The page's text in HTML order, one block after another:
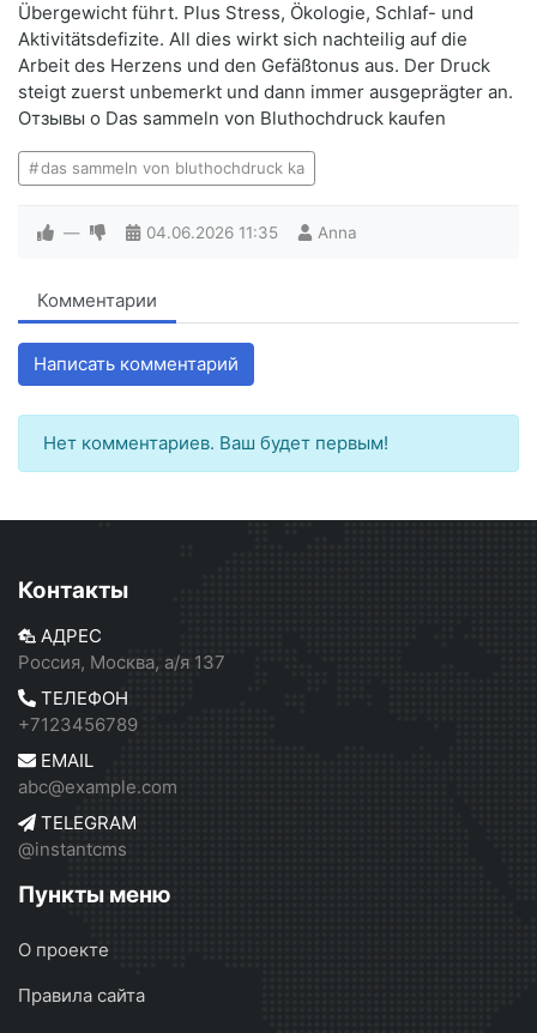
Übergewicht führt. Plus Stress, Ökologie, Schlaf- und
Aktivitätsdefizite. All dies wirkt sich nachteilig auf die
Arbeit des Herzens und den Gefäßtonus aus. Der Druck
steigt zuerst unbemerkt und dann immer ausgeprägter an.
Отзывы о Das sammeln von Bluthochdruck kaufen
das sammeln von bluthochdruck ka
— 04.06.2026 11:35 Anna
Комментарии
Написать комментарий
Нет комментариев. Ваш будет первым!
Контакты
АДРЕС
Россия, Москва, а/я 137
ТЕЛЕФОН
+7123456789
EMAIL
abc@example.com
TELEGRAM
@instantcms
Пункты меню
О проекте
Правила сайта